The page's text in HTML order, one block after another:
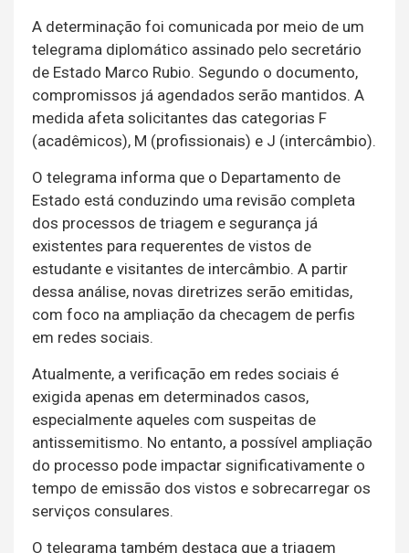
A determinação foi comunicada por meio de um
telegrama diplomático assinado pelo secretário
de Estado Marco Rubio. Segundo o documento,
compromissos já agendados serão mantidos. A
medida afeta solicitantes das categorias F
(acadêmicos), M (profissionais) e J (intercâmbio).
O telegrama informa que o Departamento de
Estado está conduzindo uma revisão completa
dos processos de triagem e segurança já
existentes para requerentes de vistos de
estudante e visitantes de intercâmbio. A partir
dessa análise, novas diretrizes serão emitidas,
com foco na ampliação da checagem de perfis
em redes sociais.
Atualmente, a verificação em redes sociais é
exigida apenas em determinados casos,
especialmente aqueles com suspeitas de
antissemitismo. No entanto, a possível ampliação
do processo pode impactar significativamente o
tempo de emissão dos vistos e sobrecarregar os
serviços consulares.
O telegrama também destaca que a triagem